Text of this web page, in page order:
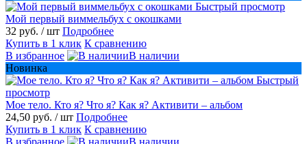
Быстрый просмотр
Мой первый виммельбух с окошками
32 руб. / шт Подробнее
Купить в 1 клик К сравнению
В избранное
В наличии
Новинка
Быстрый
просмотр
Мое тело. Кто я? Что я? Как я? Активити – альбом
24,50 руб. / шт Подробнее
Купить в 1 клик К сравнению
В избранное
В наличии